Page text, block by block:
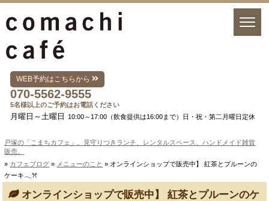
WEB予約はこちらから
070-5562-9555
5名様以上のご予約はお電話ください
月曜日～土曜日 10:00～17:00（飲食提供は16:00まで）日・祝・第二月曜日定休
戸塚の「こまちカフェ」。見守りつきランチ、レンタルスペース、ハンドメイド雑貨
販売。
» カフェブログ » メニューのこと » オンラインショップで販売中】 紅茶とプルーンの
ケーキ𓂃ꕮ
オンラインショップで販売中】 紅茶とプルーンのケ